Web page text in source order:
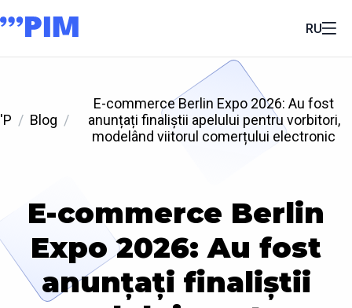
RU
'P Blog
E-commerce Berlin Expo 2026: Au fost
anunțați finaliștii apelului pentru vorbitori,
modelând viitorul comerțului electronic
E-commerce Berlin
Expo 2026: Au fost
anunțați finaliștii